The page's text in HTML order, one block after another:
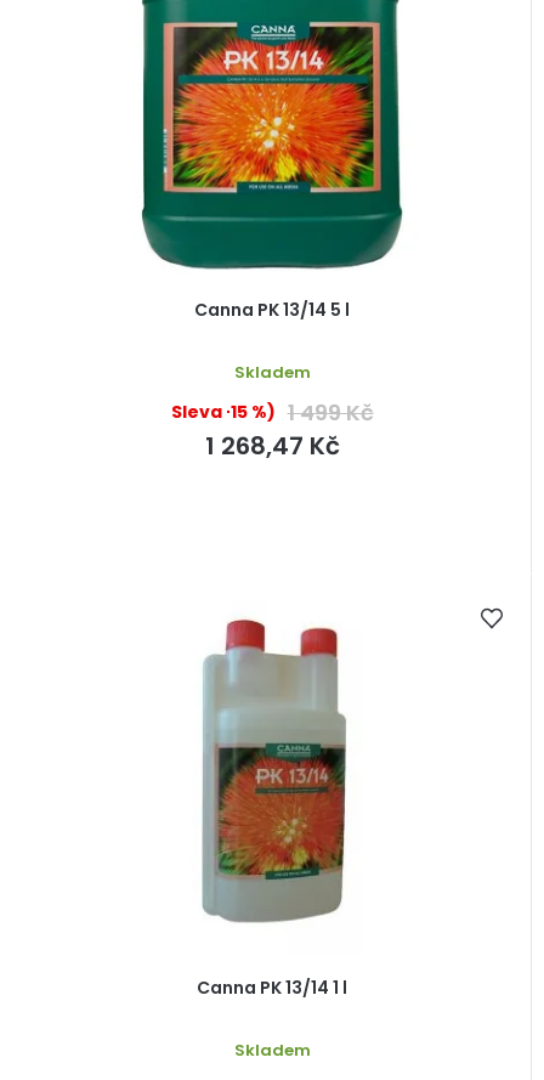
Canna PK 13/14 5 l
Skladem
(–15 %) 1 499 Kč
1 268,47 Kč
Canna PK 13/14 1 l
Skladem